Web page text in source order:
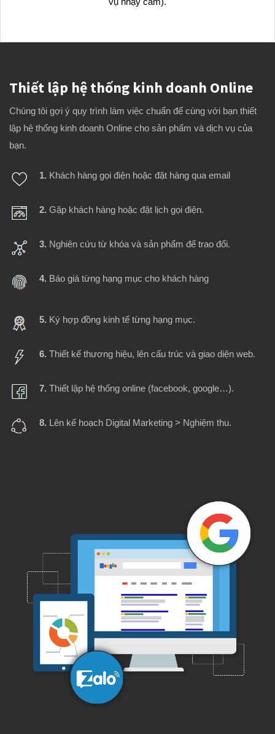
vụ nhạy cảm).
Thiết lập hệ thống kinh doanh Online
Chúng tôi gợi ý quy trình làm việc chuẩn để cùng với bạn thiết
lập hệ thống kinh doanh Online cho sản phẩm và dịch vụ của
bạn.
1. Khách hàng gọi điện hoặc đặt hàng qua email
2. Gặp khách hàng hoặc đặt lịch gọi điện.
3. Nghiên cứu từ khóa và sản phẩm để trao đổi.
4. Báo giá từng hạng mục cho khách hàng
5. Ký hợp đồng kinh tế từng hạng mục.
6. Thiết kế thương hiệu, lên cấu trúc và giao diện web.
7. Thiết lập hệ thống online (facebook, google…).
8. Lên kế hoạch Digital Marketing > Nghiệm thu.